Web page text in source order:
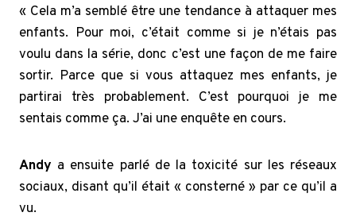
« Cela m’a semblé être une tendance à attaquer mes
enfants. Pour moi, c’était comme si je n’étais pas
voulu dans la série, donc c’est une façon de me faire
sortir. Parce que si vous attaquez mes enfants, je
partirai très probablement. C’est pourquoi je me
sentais comme ça. J’ai une enquête en cours.
Andy a ensuite parlé de la toxicité sur les réseaux
sociaux, disant qu’il était « consterné » par ce qu’il a
vu.